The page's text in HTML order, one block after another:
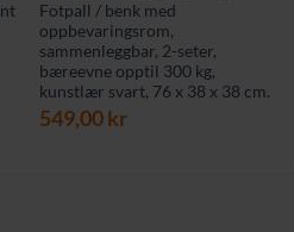
Fotpall / benk med
oppbevaringsrom,
sammenleggbar, 2-seter,
bæreevne opptil 300 kg,
kunstlær svart, 76 x 38 x 38 cm.
549,00kr